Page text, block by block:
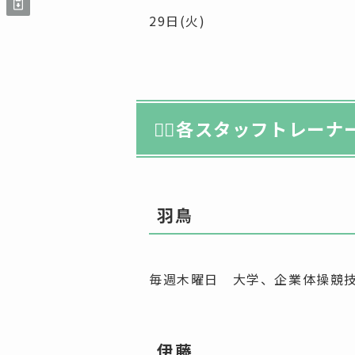
29日(火)
🤸‍♀️各スタッフトレーナ
羽鳥
毎週木曜日 大学、企業体操競